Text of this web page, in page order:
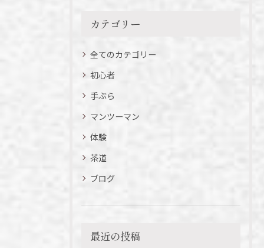
カテゴリー
全てのカテゴリー
初心者
手ぶら
マンツーマン
体験
茶道
ブログ
最近の投稿